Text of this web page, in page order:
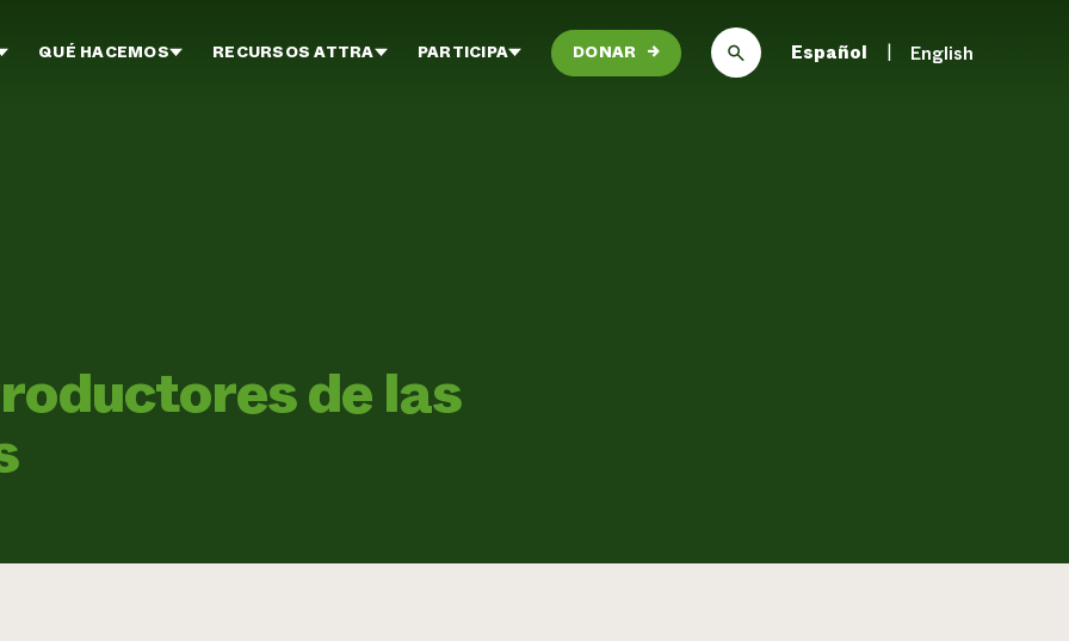
QUÉ HACEMOS RECURSOS ATTRA PARTICIPA DONAR → Español English
de las